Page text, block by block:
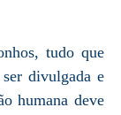
tudo que
divulgada e
humana deve